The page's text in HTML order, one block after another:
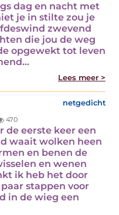
dag en nacht met
je in stilte zou je
zwevend
die jou de weg
opgewekt tot leven
Lees meer >
netgedicht
470
de eerste keer een
waait wolken heen
en benen de
en wenen
ik heb het door
stappen voor
in de wieg een